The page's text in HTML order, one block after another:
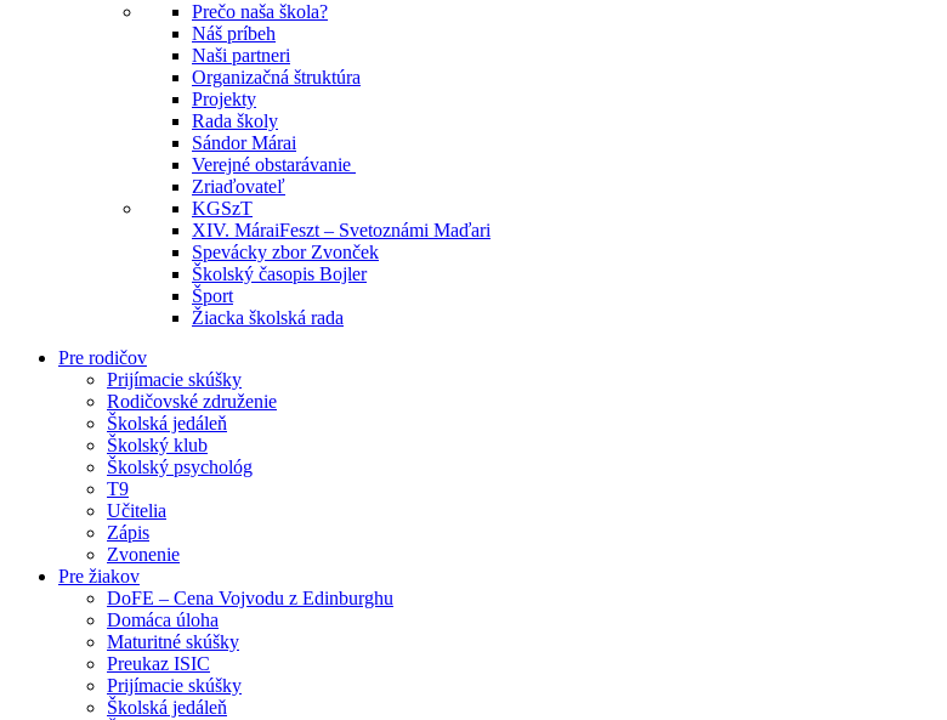
Prečo naša škola?
Náš príbeh
Naši partneri
Organizačná štruktúra
Projekty
Rada školy
Sándor Márai
Verejné obstarávanie
Zriaďovateľ
KGSzT
XIV. MáraiFeszt – Svetoznámi Maďari
Spevácky zbor Zvonček
Školský časopis Bojler
Šport
Žiacka školská rada
Pre rodičov
Prijímacie skúšky
Rodičovské združenie
Školská jedáleň
Školský klub
Školský psychológ
T9
Učitelia
Zápis
Zvonenie
Pre žiakov
DoFE – Cena Vojvodu z Edinburghu
Domáca úloha
Maturitné skúšky
Preukaz ISIC
Prijímacie skúšky
Školská jedáleň